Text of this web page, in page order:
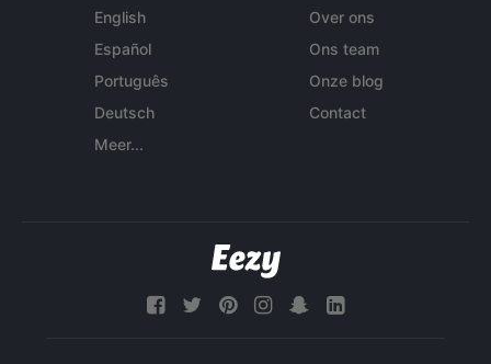
English
Español
Português
Deutsch
Meer...
Over ons
Ons team
Onze blog
Contact